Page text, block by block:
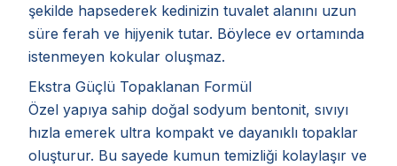
şekilde hapsederek kedinizin tuvalet alanını uzun
süre ferah ve hijyenik tutar. Böylece ev ortamında
istenmeyen kokular oluşmaz.
Ekstra Güçlü Topaklanan Formül
Özel yapıya sahip doğal sodyum bentonit, sıvıyı
hızla emerek ultra kompakt ve dayanıklı topaklar
oluşturur. Bu sayede kumun temizliği kolaylaşır ve